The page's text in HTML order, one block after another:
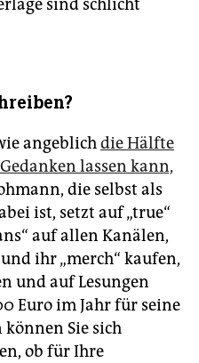
sind schlicht
angeblichdie Hälfte
lassen kann,
die selbst als
ist, setzt auf „true“
auf allen Kanälen,
ihr „merch“ kaufen,
und auf Lesungen
Euro im Jahr für seine
Sie sich
ob für Ihre